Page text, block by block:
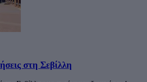
στη Σεβίλλη